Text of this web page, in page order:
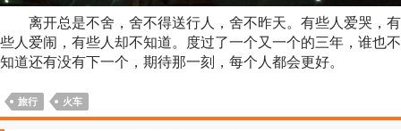
离开总是不舍，舍不得送行人，舍不昨天。有些人爱哭，有
些人爱闹，有些人却不知道。度过了一个又一个的三年，谁也不
知道还有没有下一个，期待那一刻，每个人都会更好。
旅行 火车